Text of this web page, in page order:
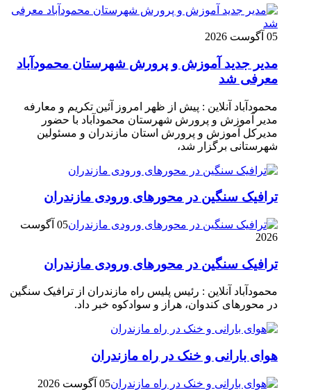
05 آگوست 2026
مدیر جدید آموزش و پرورش شهرستان محمودآباد
معرفی شد
محمودآباد آنلاین : پیش از ظهر امروز آئین تکریم و معارفه
مدیر آموزش و پرورش شهرستان محمودآباد با حضور
مدیرکل آموزش و پرورش استان مازندران و مسئولین
شهرستانی برگزار شد،
ترافیک سنگین در محور‌های ورودی مازندران
05 آگوست
2026
ترافیک سنگین در محور‌های ورودی مازندران
محمودآباد آنلاین : رئیس پلیس راه مازندران از ترافیک سنگین
در محور‌های کندوان، هراز و سوادکوه خبر داد.
هوای بارانی و خنک در راه مازندران
05 آگوست 2026